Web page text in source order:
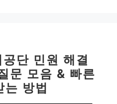
단 민원 해결
문 모음 & 빠른
는 방법